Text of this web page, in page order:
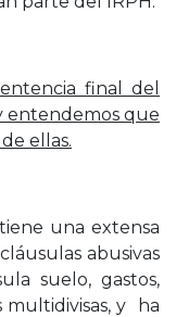
final del
entendemos que
ellas.
una extensa
abusivas
suelo, gastos,
multidivisas, y ha